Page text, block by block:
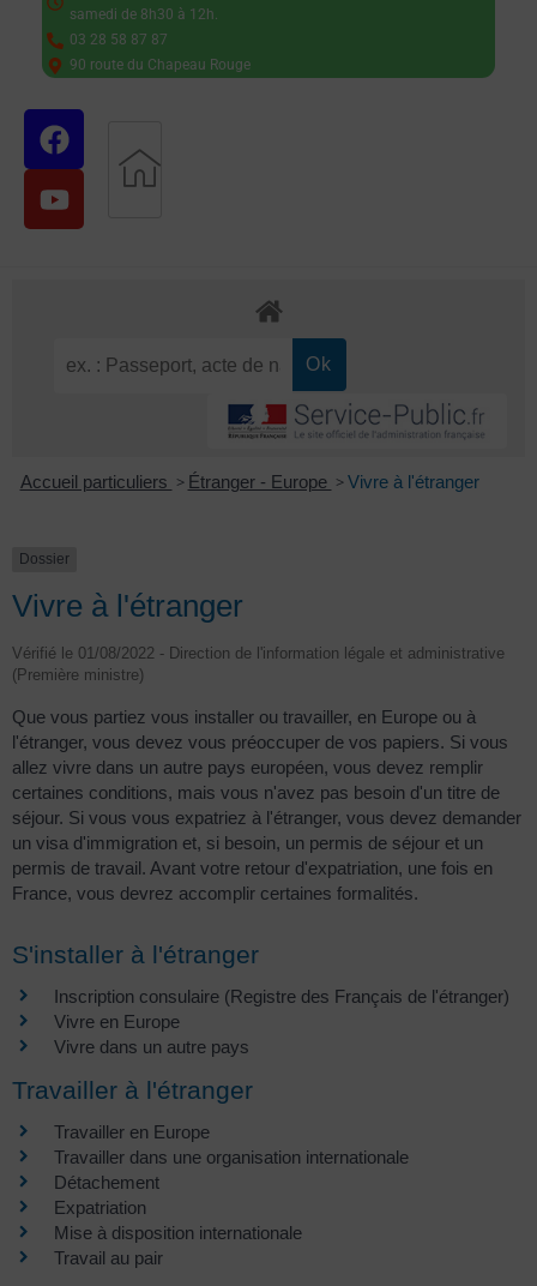
samedi de 8h30 à 12h.
03 28 58 87 87
90 route du Chapeau Rouge
Accueil particuliers > Étranger - Europe > Vivre à l'étranger
Dossier
Vivre à l'étranger
Vérifié le 01/08/2022 - Direction de l'information légale et administrative
(Première ministre)
Que vous partiez vous installer ou travailler, en Europe ou à
l'étranger, vous devez vous préoccuper de vos papiers. Si vous
allez vivre dans un autre pays européen, vous devez remplir
certaines conditions, mais vous n'avez pas besoin d'un titre de
séjour. Si vous vous expatriez à l'étranger, vous devez demander
un visa d'immigration et, si besoin, un permis de séjour et un
permis de travail. Avant votre retour d'expatriation, une fois en
France, vous devrez accomplir certaines formalités.
S'installer à l'étranger
Inscription consulaire (Registre des Français de l'étranger)
Vivre en Europe
Vivre dans un autre pays
Travailler à l'étranger
Travailler en Europe
Travailler dans une organisation internationale
Détachement
Expatriation
Mise à disposition internationale
Travail au pair